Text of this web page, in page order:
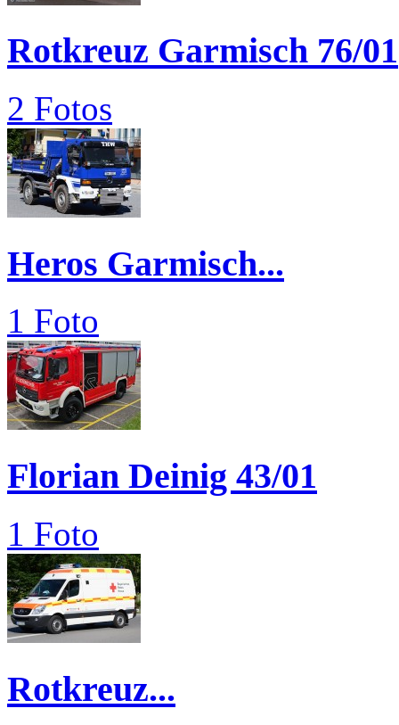
Rotkreuz Garmisch 76/01
2 Fotos
Heros Garmisch...
1 Foto
Florian Deinig 43/01
1 Foto
Rotkreuz...